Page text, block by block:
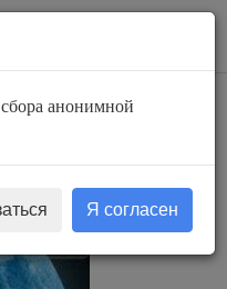
анонимной
Я согласен